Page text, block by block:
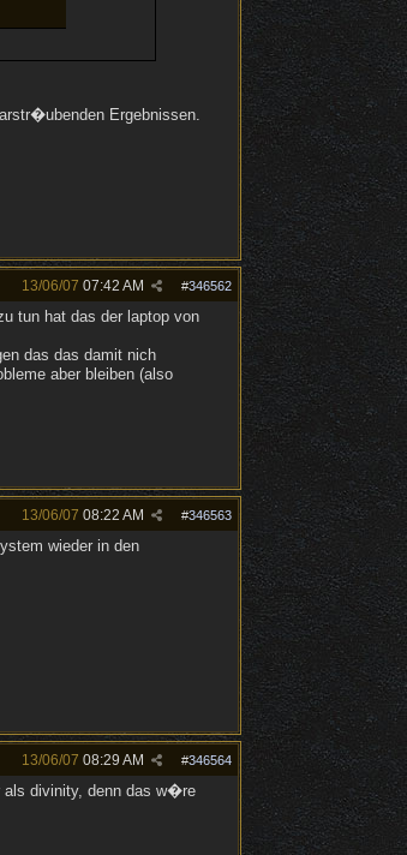
Ergebnissen.
#346562
13/06/07 07:42 AM
tun hat das der laptop von
das das damit nich
aber bleiben (also
#346563
13/06/07 08:22 AM
wieder in den
#346564
13/06/07 08:29 AM
als divinity, denn das w�re